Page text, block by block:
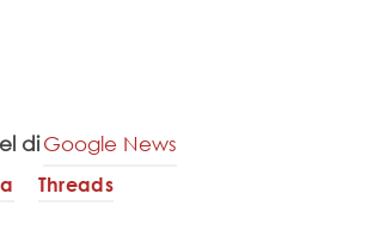
diGoogle News
Threads